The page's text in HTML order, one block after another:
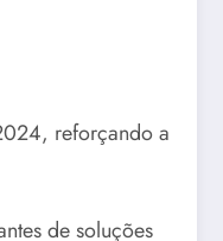
reforçando a
de soluções